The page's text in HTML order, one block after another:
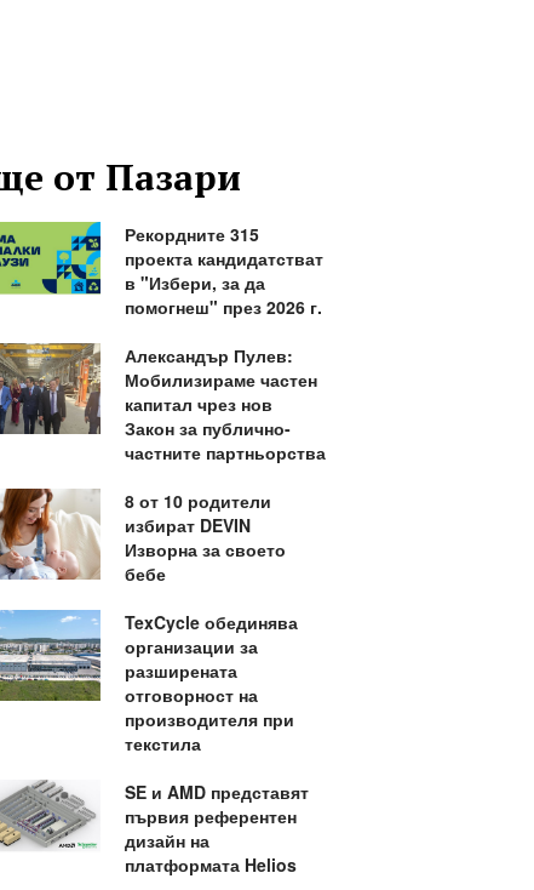
от Пазари
Рекордните 315
проекта кандидатстват
в "Избери, за да
помогнеш" през 2026 г.
Александър Пулев:
Мобилизираме частен
капитал чрез нов
Закон за публично-
частните партньорства
8 от 10 родители
избират DEVIN
Изворна за своето
бебе
TexCycle обединява
организации за
разширената
отговорност на
производителя при
текстила
SE и AMD представят
първия референтен
дизайн на
платформата Helios